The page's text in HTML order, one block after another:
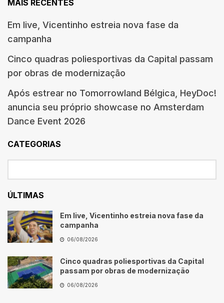
MAIS RECENTES
Em live, Vicentinho estreia nova fase da
campanha
Cinco quadras poliesportivas da Capital passam
por obras de modernização
Após estrear no Tomorrowland Bélgica, HeyDoc!
anuncia seu próprio showcase no Amsterdam
Dance Event 2026
CATEGORIAS
ÚLTIMAS
Em live, Vicentinho estreia nova fase da
campanha
06/08/2026
Cinco quadras poliesportivas da Capital
passam por obras de modernização
06/08/2026